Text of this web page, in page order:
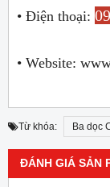
• Điện thoại:
• Website:
Từ khóa: Ba dọc
ĐÁNH GIÁ SẢN